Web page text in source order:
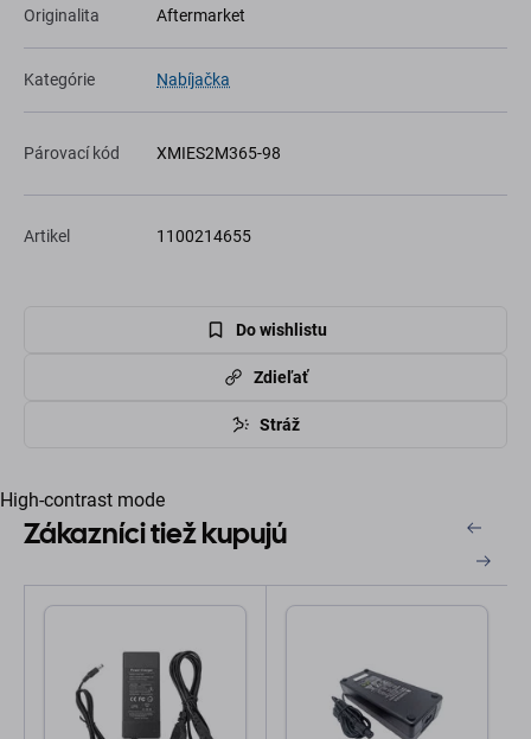
Originalita Aftermarket
Kategórie Nabíjačka
Párovací kód XMIES2M365-98
Artikel 1100214655
Do wishlistu
Zdieľať
Stráž
High-contrast mode
Zákazníci tiež kupujú